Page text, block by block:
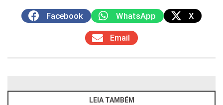
Facebook WhatsApp X
Email
LEIA TAMBÉM